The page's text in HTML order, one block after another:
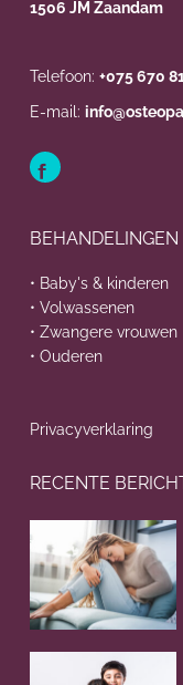
1506 JM Zaandam
Telefoon: +075 670
E-mail:
BEHANDELINGEN
• Baby's & kinderen
• Volwassenen
• Zwangere vrouwen
• Ouderen
Privacyverklaring
RECENTE